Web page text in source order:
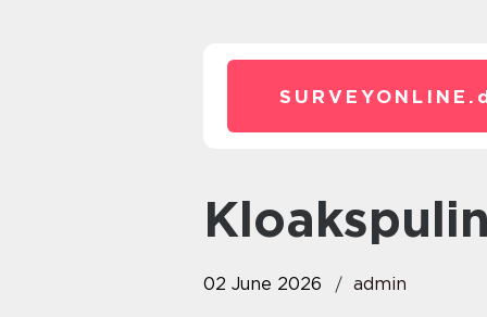
SURVEYONLINE.
02 June 2026 admin